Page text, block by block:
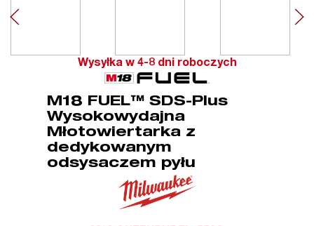
Wysyłka w 4-8 dni roboczych
M18 FUEL™ SDS-Plus
Wysokowydajna
Młotowiertarka z
dedykowanym
odsysaczem pyłu